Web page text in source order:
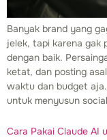
Banyak brand yang
jelek, tapi karena gak
dengan baik.
ketat, dan posting
waktu dan budget
untuk menyusun
Cara Pakai Claude AI